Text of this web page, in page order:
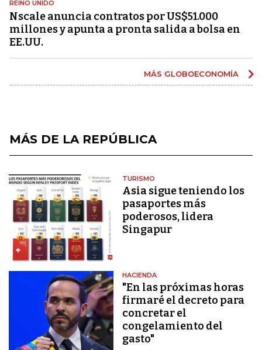
REINO UNIDO
Nscale anuncia contratos por US$51.000
millones y apunta a pronta salida a bolsa en
EE.UU.
MÁS GLOBOECONOMÍA
MÁS DE LA REPÚBLICA
TURISMO
Asia sigue teniendo los
pasaportes más
poderosos, lidera
Singapur
HACIENDA
"En las próximas horas
firmaré el decreto para
concretar el
congelamiento del
gasto"